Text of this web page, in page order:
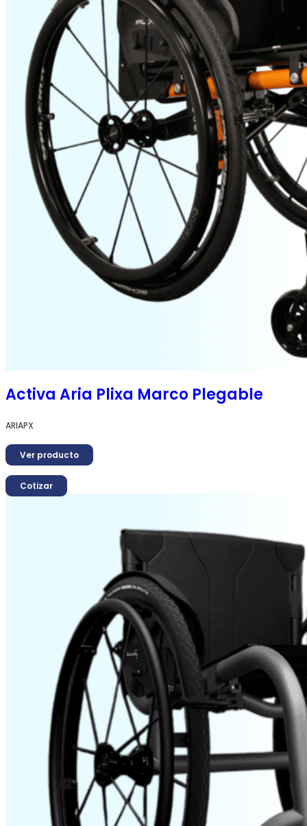
Activa Aria Plixa Marco Plegable
ARIAPX
Ver producto
Cotizar